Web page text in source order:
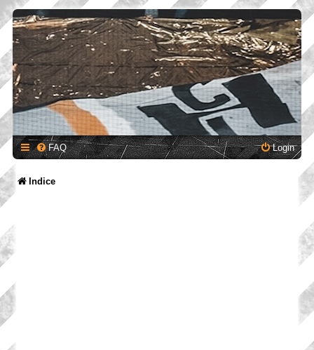
FAQ Login
Indice